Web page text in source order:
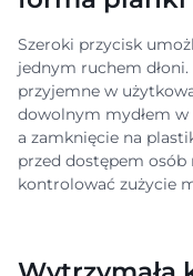
Szeroki przycisk
jednym ruchem
przyjemne w
dowolnym mydłem
a zamknięcie na
przed dostępem
kontrolować zużycie